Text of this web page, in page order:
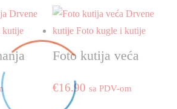
Foto kutija veća
€16.90 sa PDV-om